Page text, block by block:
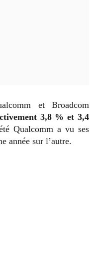
et Broadcom
3,8 % et 3,4
Qualcomm a vu ses
année sur l’autre.